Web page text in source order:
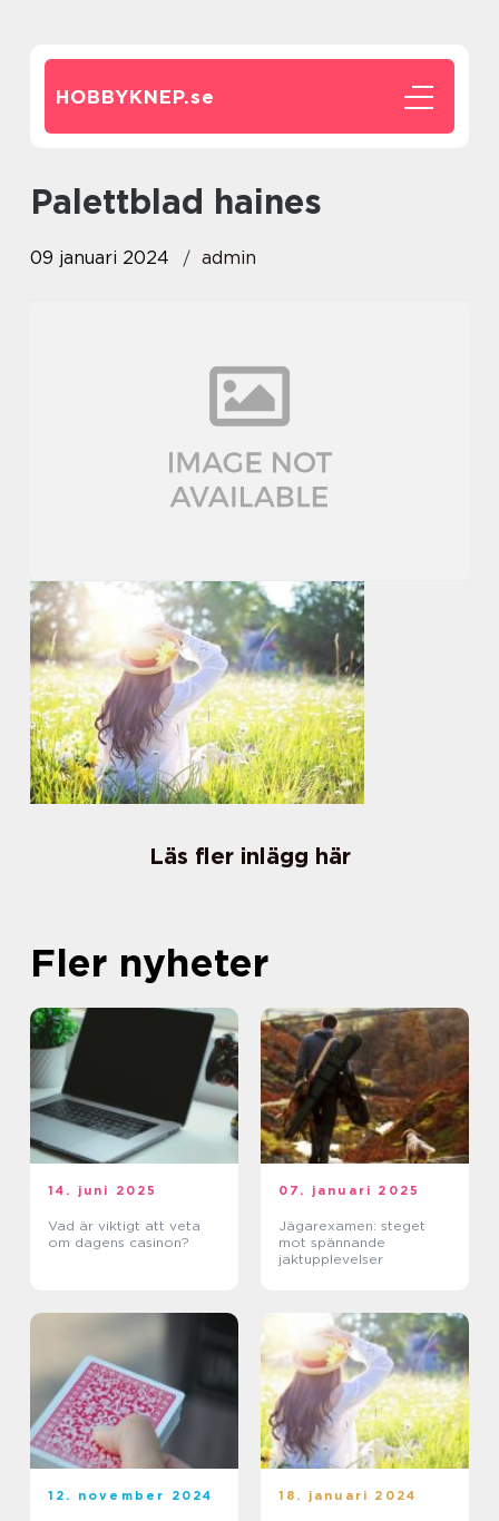
HOBBYKNEP.se
palettblad haines
09 januari 2024 admin
Läs fler inlägg här
Fler nyheter
14. juni 2025
Vad är viktigt att veta
om dagens casinon?
07. januari 2025
Jägarexamen: steget
mot spännande
jaktupplevelser
12. november 2024 18. januari 2024